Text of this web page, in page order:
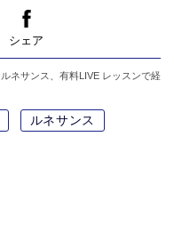
シェア
ルネサンス、有料LIVE レッスンで経
ルネサンス